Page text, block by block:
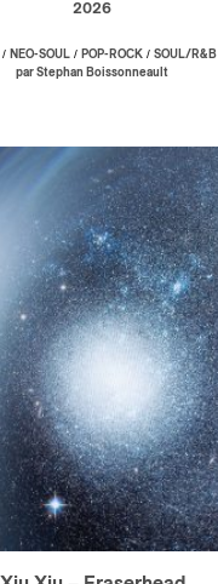
2026
/ NEO-SOUL / POP-ROCK / SOUL/R&B
par Stephan Boissonneault